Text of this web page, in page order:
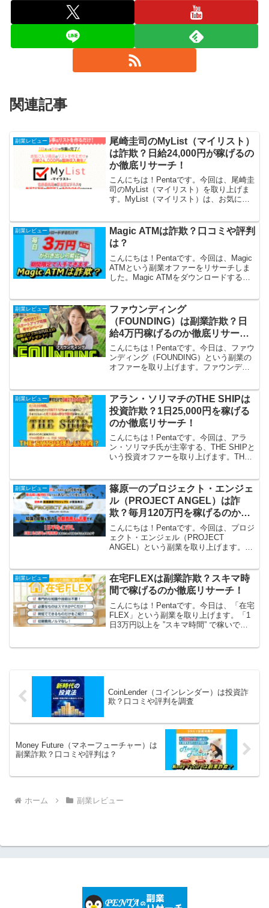
関連記事
副業レビュー
尾崎圭司のMyList（マイリスト）
は詐欺？日給24,000円が稼げるの
か徹底リサーチ！
こんにちは！Pentaです。今回は、尾崎圭
司のMyList（マイリスト）を取り上げま
す。MyList（マイリスト）は、お気に入
れは試してみたいですね！さっそく徹底
リサ...
副業レビュー
Magic ATMは詐欺？口コミや評判
は？
こんにちは！Pentaです。今回は、Magic
ATMという副業オファーをリサーチしま
した。Magic ATMをダウンロードするだ
ァーではないのか？さっそくリサーチ
開...
副業レビュー
ファウンディング
（FOUNDING）は副業詐欺？日
給4万円稼げるのか徹底リサー
チ！
こんにちは！Pentaです。今日は、ファウ
ンディング（FOUNDING）という副業の
オファーを取り上げます。ファウンディ
プレゼントがあるみたいですね！これは
登録...
副業レビュー
アラン・ソリマチのTHE SHIPは
投資詐欺？1日25,000円を稼げる
のか徹底リサーチ！
こんにちは！Pentaです。今回は、アラ
ン・ソリマチ氏が主宰する、THE SHIPと
いう投資オファーを取り上げます。THE
いう内容です。こちらはほとんど何...
副業レビュー
篠原一のプロジェクト・エンジェ
ル（PROJECT ANGEL）は詐
欺？毎月120万円を稼げるのか徹
底リサーチ！
こんにちは！Pentaです。今回は、プロジ
ェクト・エンジェル（PROJECT
ANGEL）という副業を取り上げます。プ
円の不労所得を手にできる、というオフ
ァ...
副業レビュー
在宅FLEXは副業詐欺？スキマ時
間で稼げるのか徹底リサーチ！
こんにちは！Pentaです。今日は、「在宅
FLEX」という副業を取り上げます。「1
日3万円以上を ”スキマ時間” で稼いで夢
CoinLender（コインレンダー）は投資詐
欺？口コミや評判を調査
Money Future（マネーフューチャー）は
副業詐欺？口コミや評判は？
ホーム 副業レビュー